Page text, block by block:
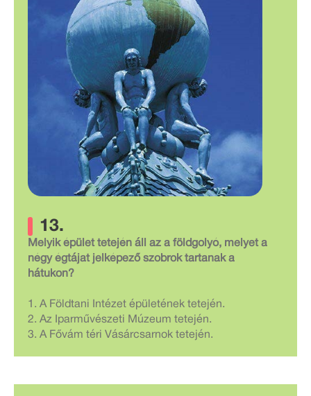
13.
Melyik épület tetején áll az a földgolyó, melyet a
négy égtájat jelképező szobrok tartanak a
hátukon?
1. A Földtani Intézet épületének tetején.
2. Az Iparművészeti Múzeum tetején.
3. A Fővám téri Vásárcsarnok tetején.